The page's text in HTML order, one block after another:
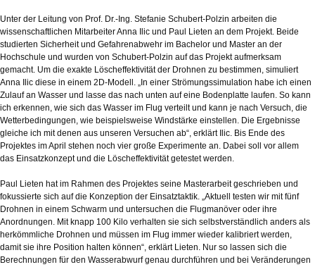
Unter der Leitung von Prof. Dr.-Ing. Stefanie Schubert-Polzin arbeiten die
wissenschaftlichen Mitarbeiter Anna Ilic und Paul Lieten an dem Projekt. Beide
studierten Sicherheit und Gefahrenabwehr im Bachelor und Master an der
Hochschule und wurden von Schubert-Polzin auf das Projekt aufmerksam
gemacht. Um die exakte Löscheffektivität der Drohnen zu bestimmen, simuliert
Anna Ilic diese in einem 2D-Modell. „In einer Strömungssimulation habe ich einen
Zulauf an Wasser und lasse das nach unten auf eine Bodenplatte laufen. So kann
ich erkennen, wie sich das Wasser im Flug verteilt und kann je nach Versuch, die
Wetterbedingungen, wie beispielsweise Windstärke einstellen. Die Ergebnisse
gleiche ich mit denen aus unseren Versuchen ab“, erklärt Ilic. Bis Ende des
Projektes im April stehen noch vier große Experimente an. Dabei soll vor allem
das Einsatzkonzept und die Löscheffektivität getestet werden.
Paul Lieten hat im Rahmen des Projektes seine Masterarbeit geschrieben und
fokussierte sich auf die Konzeption der Einsatztaktik. „Aktuell testen wir mit fünf
Drohnen in einem Schwarm und untersuchen die Flugmanöver oder ihre
Anordnungen. Mit knapp 100 Kilo verhalten sie sich selbstverständlich anders als
herkömmliche Drohnen und müssen im Flug immer wieder kalibriert werden,
damit sie ihre Position halten können“, erklärt Lieten. Nur so lassen sich die
Berechnungen für den Wasserabwurf genau durchführen und bei Veränderungen